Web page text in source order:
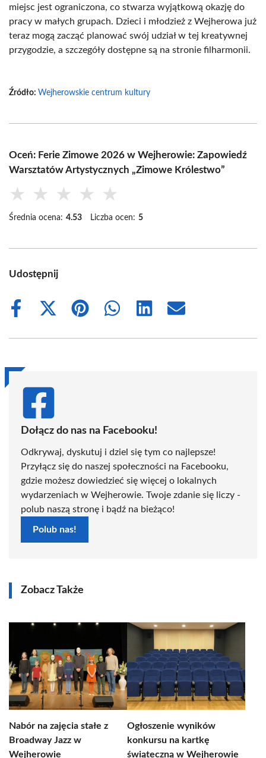
miejsc jest ograniczona, co stwarza wyjątkową okazję do
pracy w małych grupach. Dzieci i młodzież z Wejherowa już
teraz mogą zacząć planować swój udział w tej kreatywnej
przygodzie, a szczegóły dostępne są na stronie filharmonii.
Źródło: Wejherowskie centrum kultury
Oceń: Ferie Zimowe 2026 w Wejherowie: Zapowiedź
Warsztatów Artystycznych „Zimowe Królestwo”
★ ★ ★ ★ ★
Średnia ocena: 4.53 Liczba ocen: 5
Udostępnij
Share
Share
(Twitter)
Share
Share
Share
Share
Dołącz do nas na Facebooku!
Odkrywaj, dyskutuj i dziel się tym co najlepsze!
Przyłącz się do naszej społeczności na Facebooku,
gdzie możesz dowiedzieć się więcej o lokalnych
wydarzeniach w Wejherowie. Twoje zdanie się liczy -
polub naszą stronę i bądź na bieżąco!
Polub nas!
Zobacz Także
Nabór na zajęcia stałe z
Broadway Jazz w
Wejherowie
Ogłoszenie wyników
konkursu na kartkę
świąteczną w Wejherowie